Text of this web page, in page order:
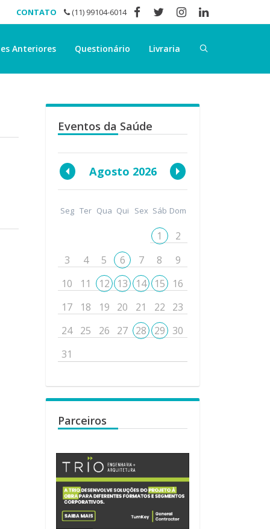
CONTATO (11) 99104-6014
Anteriores Questionário Livraria
Eventos da Saúde
Agosto 2026
Seg Ter Qua Qui Sex Sáb Dom
1
2
3
4 5 6 7 8
9
10
11 12 13 14 15
16
17
18 19 20 21 22
23
24
25 26 27 28 29
30
31
Parceiros